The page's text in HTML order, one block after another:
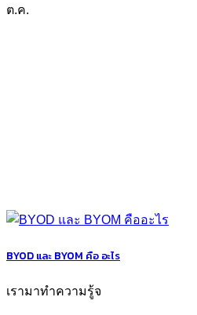
ต.ค.
BYOD และ BYOM คือ อะไร
เรามาทำความรู้จ